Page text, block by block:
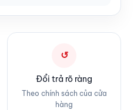
↺
Đổi trả rõ ràng
Theo chính sách của cửa
hàng